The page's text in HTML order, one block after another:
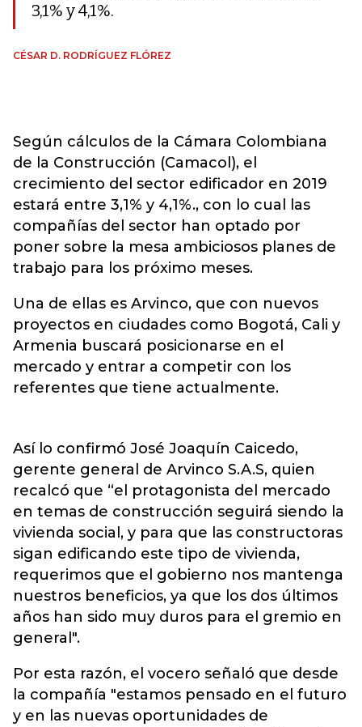
3,1% y 4,1%.
CÉSAR D. RODRÍGUEZ FLÓREZ
Según cálculos de la Cámara Colombiana
de la Construcción (Camacol), el
crecimiento del sector edificador en 2019
estará entre 3,1% y 4,1%., con lo cual las
compañías del sector han optado por
poner sobre la mesa ambiciosos planes de
trabajo para los próximo meses.
Una de ellas es Arvinco, que con nuevos
proyectos en ciudades como Bogotá, Cali y
Armenia buscará posicionarse en el
mercado y entrar a competir con los
referentes que tiene actualmente.
Así lo confirmó José Joaquín Caicedo,
gerente general de Arvinco S.A.S, quien
recalcó que “el protagonista del mercado
en temas de construcción seguirá siendo la
vivienda social, y para que las constructoras
sigan edificando este tipo de vivienda,
requerimos que el gobierno nos mantenga
nuestros beneficios, ya que los dos últimos
años han sido muy duros para el gremio en
general".
Por esta razón, el vocero señaló que desde
la compañía "estamos pensado en el futuro
y en las nuevas oportunidades de